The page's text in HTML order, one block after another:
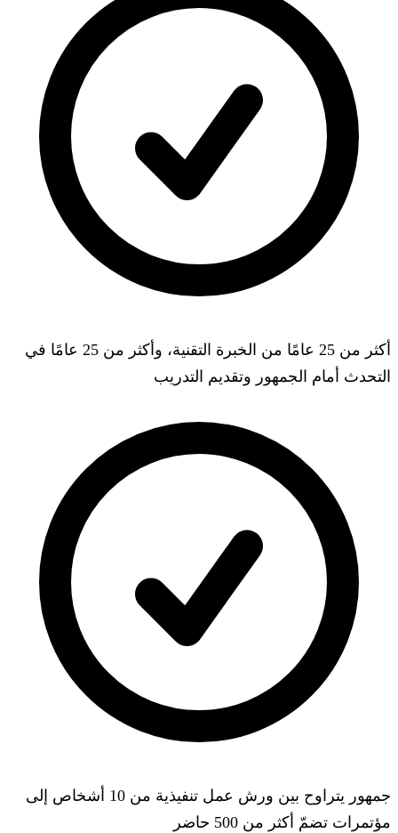
أكثر من 25 عامًا من الخبرة التقنية، وأكثر من 25 عامًا في
التحدث أمام الجمهور وتقديم التدريب
جمهور يتراوح بين ورش عمل تنفيذية من 10 أشخاص إلى
مؤتمرات تضمّ أكثر من 500 حاضر